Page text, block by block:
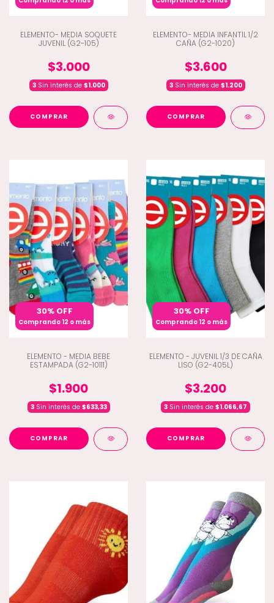
ELEMENTO- MEDIA SOQUETE
JUVENIL (G2-105)
$3.000
3Sin interés de $1.000
COMPRAR
ELEMENTO- MEDIA INFANTIL 1/2
CAÑA (G2-1020)
$3.600
3Sin interés de $1.200
COMPRAR
30% OFF
Comprando 12 o más
ELEMENTO - MEDIA BEBE
ESTAMPADA (G2-10111)
$1.900
3Sin interés de $633,33
COMPRAR
30% OFF
Comprando 12 o más
ELEMENTO - JUVENIL 1/3 DE CAÑA
LISO (G2-405L)
$3.200
3 Sin interés de $1.066,67
COMPRAR